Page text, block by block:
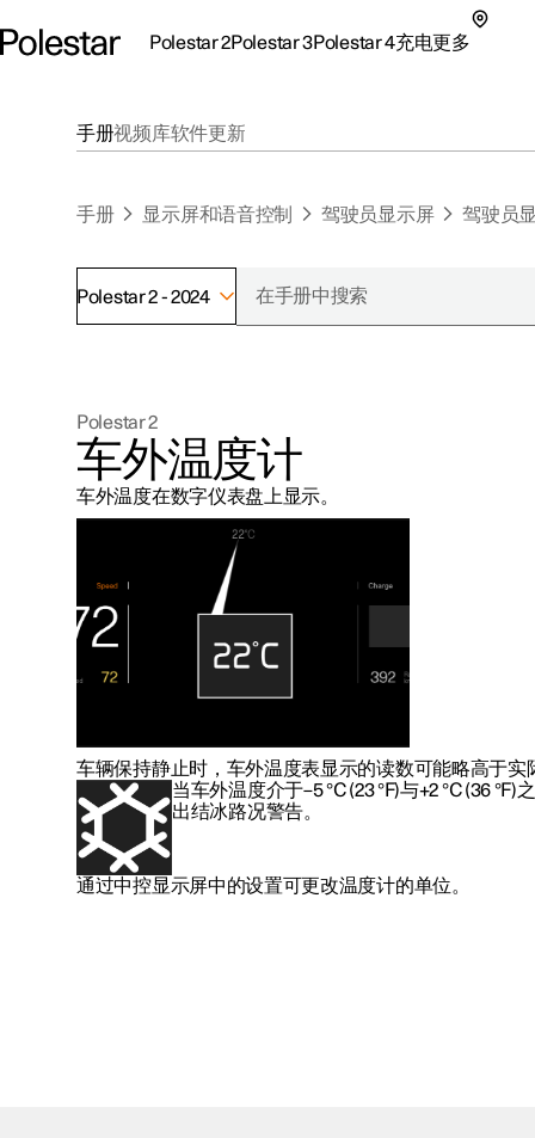
Polestar 2Polestar 3Polestar 4充电更多
联系我们
极星官方二手车
探索Polestar 3
联系我们
公共充电
家庭充电
车主服务
手册视频库软件更新
手册 显示屏和语音控制 驾驶员显示屏 驾驶员
Polestar 2 - 2024
Polestar 2
车外温度计
车外温度在数字仪表盘上显示。
车辆保持静止时，车外温度表显示的读数可能略高于实
当车外温度介于–5 °C (23 °F)与+2 °C (36 °F)
出结冰路况警告。
通过中控显示屏中的设置可更改温度计的单位。